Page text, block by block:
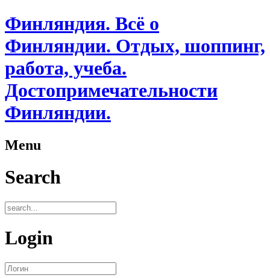
Финляндия. Всё о
Финляндии. Отдых, шоппинг,
работа, учеба.
Достопримечательности
Финляндии.
Menu
Search
Login